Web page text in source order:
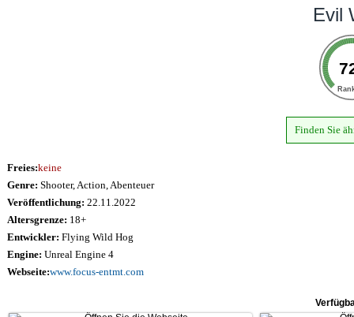
Evil
Finden Sie
Freies:keine
Genre: Shooter, Action, Abenteuer
Veröffentlichung: 22.11.2022
Altersgrenze: 18+
Entwickler: Flying Wild Hog
Engine: Unreal Engine 4
Webseite:www.focus-entmt.com